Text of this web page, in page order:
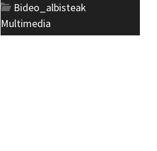
Bideo_albisteak
Multimedia